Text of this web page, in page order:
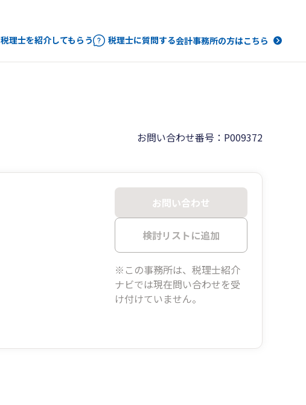
税理士を紹介してもらう 税理士に質問する会計事務所の方はこちら
お問い合わせ番号：P009372
お問い合わせ
検討リストに追加
※この事務所は、税理士紹介
ナビでは現在問い合わせを受
け付けていません。